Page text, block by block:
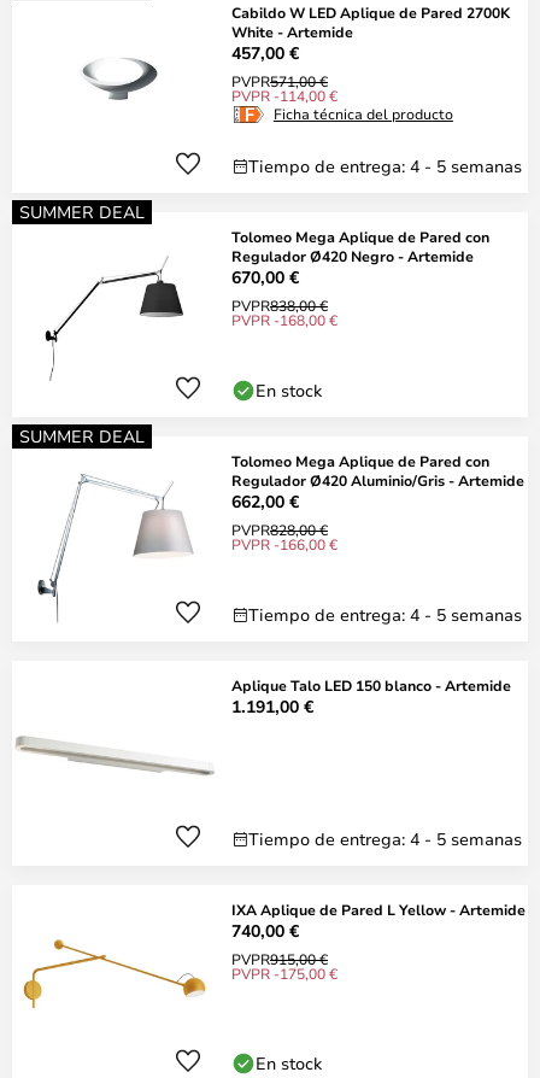
Cabildo W LED Aplique de Pared 2700K
White - Artemide
457,00 €
PVPR571,00 €
PVPR -114,00 €
Ficha técnica del producto
Tiempo de entrega: 4 - 5 semanas
SUMMER DEAL
Tolomeo Mega Aplique de Pared con
Regulador Ø420 Negro - Artemide
670,00 €
PVPR838,00 €
PVPR -168,00 €
En stock
SUMMER DEAL
Tolomeo Mega Aplique de Pared con
Regulador Ø420 Aluminio/Gris - Artemide
662,00 €
PVPR828,00 €
PVPR -166,00 €
Tiempo de entrega: 4 - 5 semanas
Aplique Talo LED 150 blanco - Artemide
1.191,00 €
Tiempo de entrega: 4 - 5 semanas
IXA Aplique de Pared L Yellow - Artemide
740,00 €
PVPR915,00 €
PVPR -175,00 €
En stock